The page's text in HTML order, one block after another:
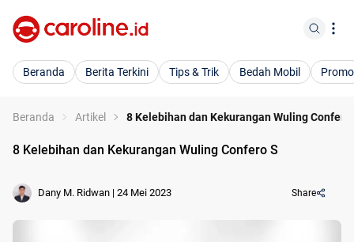
Beranda Berita Terkini Tips & Trik Bedah Mobil Promo
Beranda Artikel 8 Kelebihan dan Kekurangan Wuling Confero
8 Kelebihan dan Kekurangan Wuling Confero S
Dany M. Ridwan | 24 Mei 2023 Share